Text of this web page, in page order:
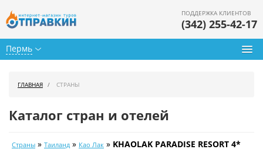
Пермь
ПОДДЕРЖКА КЛИЕНТОВ
(342) 255-42-17
Календарь туров
ГЛАВНАЯ СТРАНЫ
Каталог стран и отелей
Страны » Таиланд » Као Лак » KHAOLAK PARADISE RESORT 4*